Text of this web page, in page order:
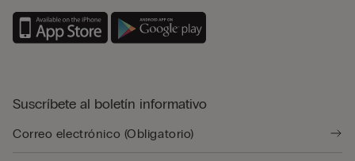
Suscríbete al boletín informativo